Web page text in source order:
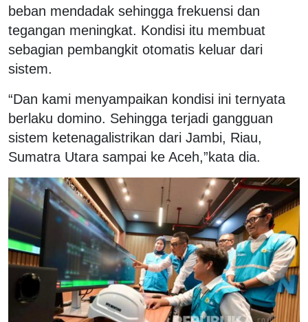
beban mendadak sehingga frekuensi dan
tegangan meningkat. Kondisi itu membuat
sebagian pembangkit otomatis keluar dari
sistem.
“Dan kami menyampaikan kondisi ini ternyata
berlaku domino. Sehingga terjadi gangguan
sistem ketenagalistrikan dari Jambi, Riau,
Sumatra Utara sampai ke Aceh,”kata dia.